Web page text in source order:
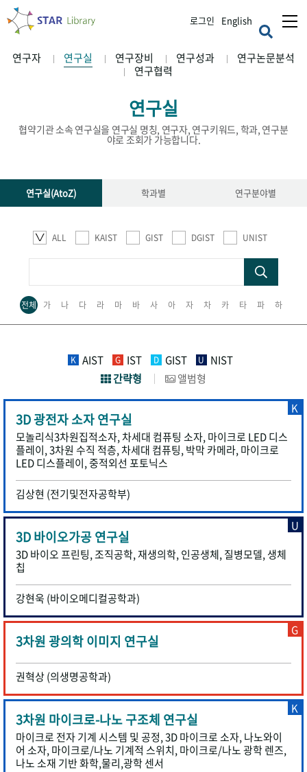
로그인 English
연구자 연구실 연구장비 연구성과
연구논문분석
연구협력
연구실
협약기관 소속 연구실을 연구실 명칭, 연구자, 연구키워드, 학과, 연구분
야로 조회가 가능합니다.
연구실(AtoZ) 학과별 연구분야별
ALL KAIST GIST DGIST UNIST
전체 가 나 다 라 마 바 사 아 자 차 카 타 파 하
K AIST G IST D GIST U
NIST
간략형
앨범형
3D 광전자 소자 연구실
모놀리식3차원집적소자, 차세대 컴퓨팅 소자, 마이크로 LED 디스
플레이, 3차원 수직 적층, 차세대 컴퓨팅, 박막 카메라, 마이크로
LED 디스플레이, 중적외선 포토닉스
김상현 (전기및전자공학부)
K
3D 바이오가공 연구실
3D 바이오 프린팅, 조직공학, 재생의학, 인공생체, 질병모델, 생체
칩
강현욱 (바이오메디컬공학과)
U
3차원 광의학 이미지 연구실
권혁상 (의생명공학과)
G
3차원 마이크로-나노 구조체 연구실
마이크로 전자 기계 시스템 및 공정, 3D 마이크로 소자, 나노와이
어 소자, 마이크로/나노 기계적 스위치, 마이크로/나노 광학 렌즈,
나노 소재 기반 화학,물리,광학 센서
K